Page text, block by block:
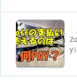
y